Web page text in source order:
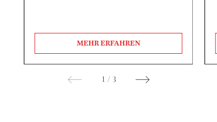
MEHR ERFAHREN
1 / 3